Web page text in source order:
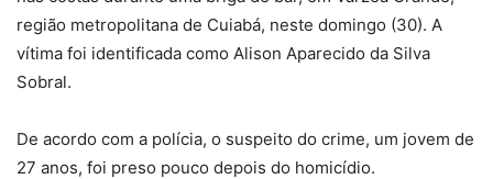
região metropolitana de Cuiabá, neste domingo (30). A
vítima foi identificada como Alison Aparecido da Silva
Sobral.
De acordo com a polícia, o suspeito do crime, um jovem de
27 anos, foi preso pouco depois do homicídio.